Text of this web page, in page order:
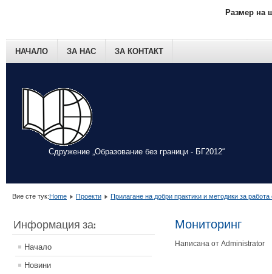
Сдружение „Образование без граници - БГ2012“
НАЧАЛО ЗА НАС ЗА КОНТАКТ
Размер на
Вие сте тук: Home Проекти Прилагане на добри практики и методики за
Информация за:
Начало
Новини
Мониторинг
Написана от Administrator